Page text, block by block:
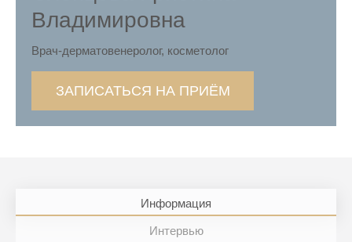
Владимировна
Врач-дерматовенеролог, косметолог
ЗАПИСАТЬСЯ НА ПРИЁМ
Информация
Интервью